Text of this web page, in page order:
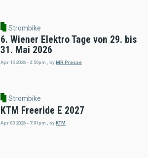
Strombike
6. Wiener Elektro Tage von 29. bis
31. Mai 2026
Apr 15 2026 - 3:50pm byMR Presse
Strombike
KTM Freeride E 2027
Apr 03 2026 - 7:01pm byKTM